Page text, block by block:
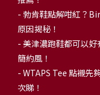
- 勃肯鞋點解咁紅？
原因揭秘！
- 美津濃跑鞋都可以
簡約風！
- WTAPS Tee 點襯先
次睇！